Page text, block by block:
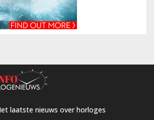
laatste nieuws over horloges